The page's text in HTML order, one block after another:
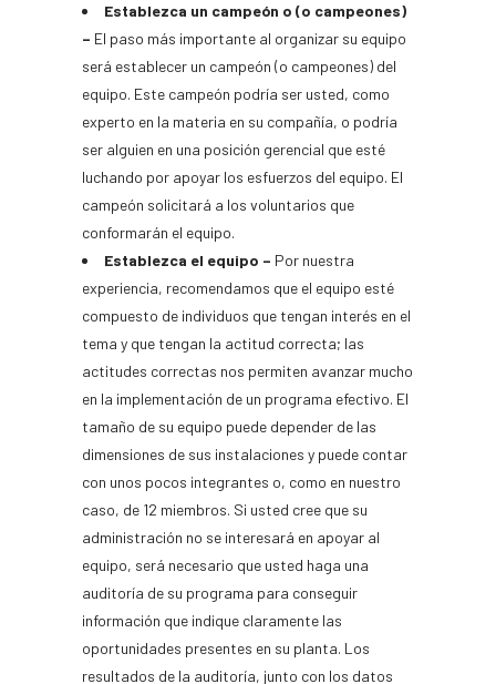
Establezca un campeón o (o campeones)
– El paso más importante al organizar su equipo
será establecer un campeón (o campeones) del
equipo. Este campeón podría ser usted, como
experto en la materia en su compañía, o podría
ser alguien en una posición gerencial que esté
luchando por apoyar los esfuerzos del equipo. El
campeón solicitará a los voluntarios que
conformarán el equipo.
Establezca el equipo – Por nuestra
experiencia, recomendamos que el equipo esté
compuesto de individuos que tengan interés en el
tema y que tengan la actitud correcta; las
actitudes correctas nos permiten avanzar mucho
en la implementación de un programa efectivo. El
tamaño de su equipo puede depender de las
dimensiones de sus instalaciones y puede contar
con unos pocos integrantes o, como en nuestro
caso, de 12 miembros. Si usted cree que su
administración no se interesará en apoyar al
equipo, será necesario que usted haga una
auditoría de su programa para conseguir
información que indique claramente las
oportunidades presentes en su planta. Los
resultados de la auditoría, junto con los datos